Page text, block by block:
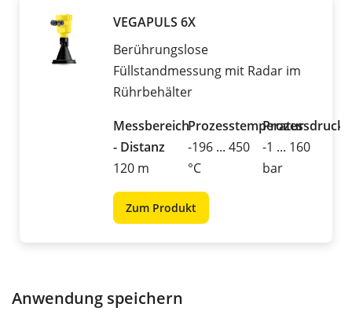
VEGAPULS 6X
Berührungslose
Füllstandmessung mit Radar im
Rührbehälter
Messbereich
- Distanz
120 m
Prozesstemperatur
-196 ... 450
°C
Prozessdruck
-1 ... 160
bar
Zum Produkt
Anwendung speichern